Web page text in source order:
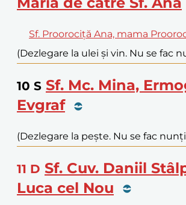
Sf. Proorociță Ana, mama
(Dezlegare la ulei și vin. Nu se fac
10 S Sf. Mc. Mina,
Evgraf
(Dezlegare la pește. Nu se fac
11 D Sf. Cuv. Daniil
Luca cel Nou